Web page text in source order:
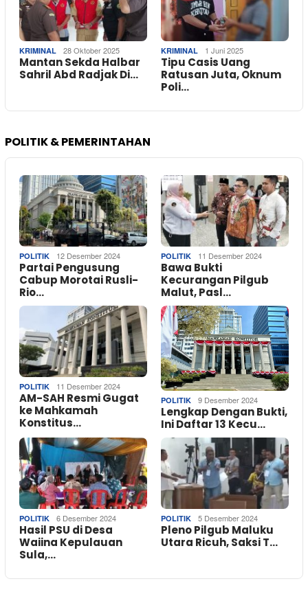
KRIMINAL 28 Oktober 2025
Mantan Sekda Halbar
Sahril Abd Radjak Di…
KRIMINAL 1 Juni 2025
Tipu Casis Uang
Ratusan Juta, Oknum
Poli…
POLITIK & PEMERINTAHAN
POLITIK 12 Desember 2024
Partai Pengusung
Cabup Morotai Rusli-
Rio…
POLITIK 11 Desember 2024
Bawa Bukti
Kecurangan Pilgub
Malut, Pasl…
POLITIK 11 Desember 2024
AM-SAH Resmi Gugat
ke Mahkamah
Konstitus…
POLITIK 9 Desember 2024
Lengkap Dengan Bukti,
Ini Daftar 13 Kecu…
POLITIK 6 Desember 2024
Hasil PSU di Desa
Waiina Kepulauan
Sula,…
POLITIK 5 Desember 2024
Pleno Pilgub Maluku
Utara Ricuh, Saksi T…